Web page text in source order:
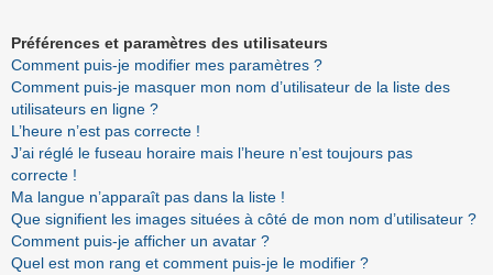
Préférences et paramètres des utilisateurs
Comment puis-je modifier mes paramètres ?
Comment puis-je masquer mon nom d’utilisateur de la liste des
utilisateurs en ligne ?
L’heure n’est pas correcte !
J’ai réglé le fuseau horaire mais l’heure n’est toujours pas
correcte !
Ma langue n’apparaît pas dans la liste !
Que signifient les images situées à côté de mon nom d’utilisateur ?
Comment puis-je afficher un avatar ?
Quel est mon rang et comment puis-je le modifier ?